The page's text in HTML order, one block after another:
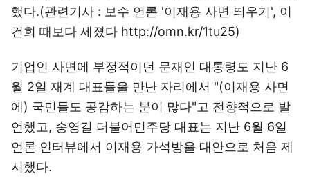
했다.(관련기사 : 보수 언론 '이재용 사면 띄우기', 이
건희 때보다 세졌다 http://omn.kr/1tu25)
기업인 사면에 부정적이던 문재인 대통령도 지난 6
월 2일 재계 대표들을 만난 자리에서 "(이재용 사면
에) 국민들도 공감하는 분이 많다"고 전향적으로 발
언했고, 송영길 더불어민주당 대표는 지난 6월 6일
언론 인터뷰에서 이재용 가석방을 대안으로 처음 제
시했다.